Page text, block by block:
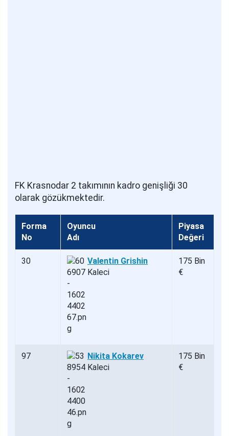
FK Krasnodar 2 takımının kadro genişliği 30
olarak gözükmektedir.
Forma
No
Oyuncu
Adı
Piyasa
Değeri
30
Valentin Grishin
Kaleci
175 Bin
€
97
Nikita Kokarev
Kaleci
175 Bin
€